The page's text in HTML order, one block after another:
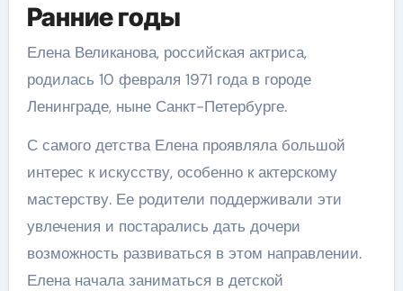
Ранние годы
Елена Великанова, российская актриса,
родилась 10 февраля 1971 года в городе
Ленинграде, ныне Санкт-Петербурге.
С самого детства Елена проявляла большой
интерес к искусству, особенно к актерскому
мастерству. Ее родители поддерживали эти
увлечения и постарались дать дочери
возможность развиваться в этом направлении.
Елена начала заниматься в детской